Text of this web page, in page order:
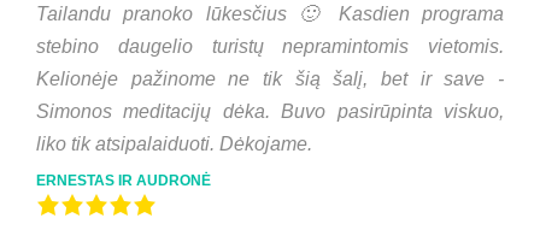
Tailandu pranoko lūkesčius 🙂 Kasdien programa
stebino daugelio turistų nepramintomis vietomis.
Kelionėje pažinome ne tik šią šalį, bet ir save -
Simonos meditacijų dėka. Buvo pasirūpinta viskuo,
liko tik atsipalaiduoti. Dėkojame.
ERNESTAS IR AUDRONĖ